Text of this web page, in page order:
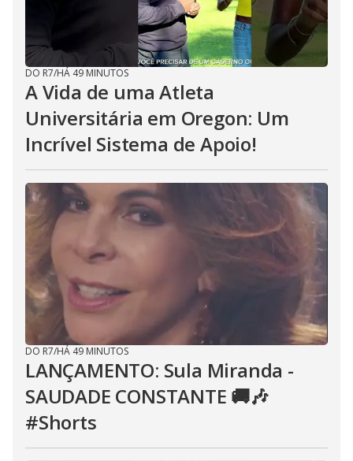
DO R7/HÁ 49 MINUTOS
A Vida de uma Atleta
Universitária em Oregon: Um
Incrível Sistema de Apoio!
DO R7/HÁ 49 MINUTOS
LANÇAMENTO: Sula Miranda -
SAUDADE CONSTANTE 🚚🎶
#Shorts